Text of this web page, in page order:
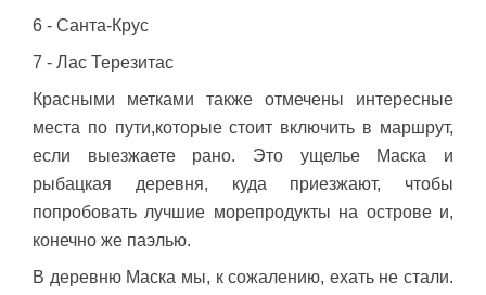
6 - Санта-Крус
7 - Лас Терезитас
Красными метками также отмечены интересные
места по пути,которые стоит включить в маршрут,
если выезжаете рано. Это ущелье Маска и
рыбацкая деревня, куда приезжают, чтобы
попробовать лучшие морепродукты на острове и,
конечно же паэлью.
В деревню Маска мы, к сожалению, ехать не стали.